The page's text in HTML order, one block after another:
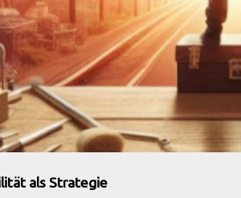
als Strategie